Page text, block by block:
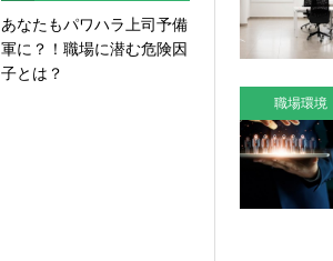
あなたもパワハラ上司予備
軍に？！職場に潜む危険因
子とは？
職場環境